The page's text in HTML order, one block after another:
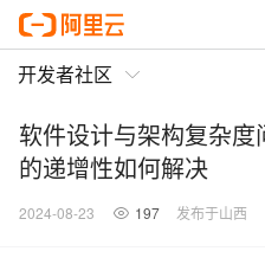
开发者社区
软件设计与架构复杂
的递增性如何解决
2024-08-23 197 发布于山西